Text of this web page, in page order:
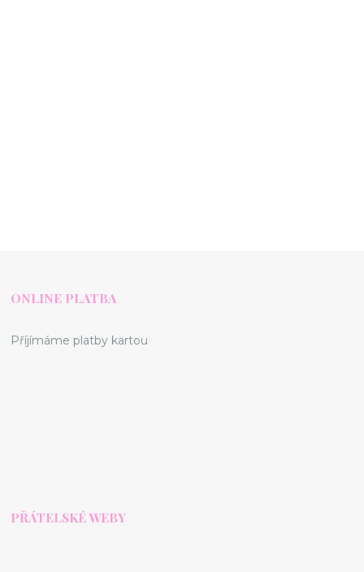
ONLINE PLATBA
Příjímáme platby kartou
PŘÁTELSKÉ WEBY